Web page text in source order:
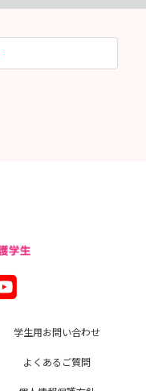
学生用お問い合わせ
よくあるご質問